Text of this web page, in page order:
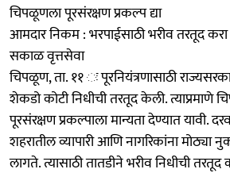
चिपळूणला पूरसंरक्षण प्रकल्प द्या
आमदार निकम : भरपाईसाठी भरीव तरतूद करा
सकाळ वृत्तसेवा
चिपळूण, ता. ११ ः पूरनियंत्रणासाठी
शेकडो कोटी निधीची तरतूद केली. त्याप्रमाणे
पूरसंरक्षण प्रकल्पाला मान्यता देण्यात यावी.
शहरातील व्यापारी आणि नागरिकांना मोठ्या
लागते. त्यासाठी तातडीने भरीव निधीची